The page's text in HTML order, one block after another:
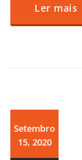
Ler mais
Setembro
15, 2020